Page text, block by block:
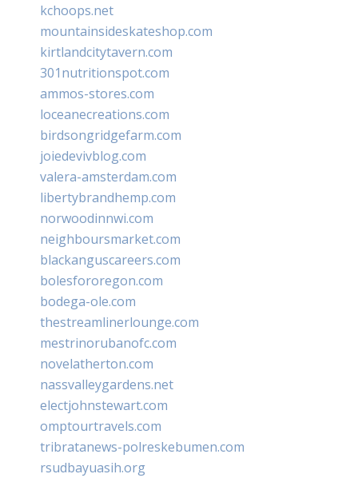
kchoops.net
mountainsideskateshop.com
kirtlandcitytavern.com
301nutritionspot.com
ammos-stores.com
loceanecreations.com
birdsongridgefarm.com
joiedevivblog.com
valera-amsterdam.com
libertybrandhemp.com
norwoodinnwi.com
neighboursmarket.com
blackanguscareers.com
bolesfororegon.com
bodega-ole.com
thestreamlinerlounge.com
mestrinorubanofc.com
novelatherton.com
nassvalleygardens.net
electjohnstewart.com
omptourtravels.com
tribratanews-polreskebumen.com
rsudbayuasih.org